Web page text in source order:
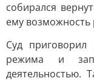
собирался
ему возможность
Суд
режима и
деятельностью.